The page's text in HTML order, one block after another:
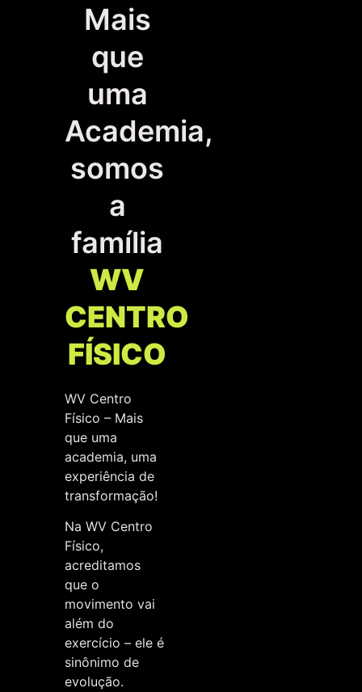
Mais
que
uma
Academia,
somos
a
família
WV
CENTRO
FÍSICO
WV Centro
Físico – Mais
que uma
academia, uma
experiência de
transformação!
Na WV Centro
Físico,
acreditamos
que o
movimento vai
além do
exercício – ele é
sinônimo de
evolução.